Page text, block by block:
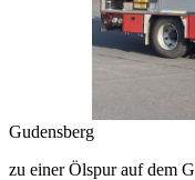
Gudensberg
zu einer Ölspur auf dem